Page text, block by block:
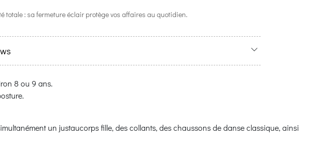
totale : sa fermeture éclair protège vos affaires au quotidien.
8 ou 9 ans.
un justaucorps fille, des collants, des chaussons de danse classique, ainsi